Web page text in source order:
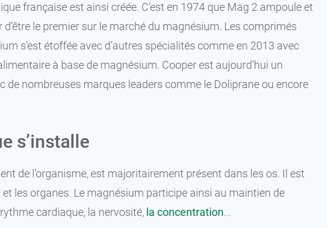
française est ainsi créée. C’est en 1974 que Mag 2 ampoule et
le premier sur le marché du magnésium. Les comprimés
s’est étoffée avec d’autres spécialités comme en 2013 avec
à base de magnésium. Cooper est aujourd’hui un
de nombreuses marques leaders comme le Doliprane ou encore
s’installe
de l’organisme, est majoritairement présent dans les os. Il est
les organes. Le magnésium participe ainsi au maintien de
cardiaque, la nervosité, la concentration...